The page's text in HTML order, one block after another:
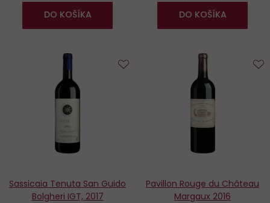
DO KOŠÍKA DO KOŠÍKA
Sassicaia Tenuta San Guido
Bolgheri IGT, 2017
Pavillon Rouge du Château
Margaux 2016